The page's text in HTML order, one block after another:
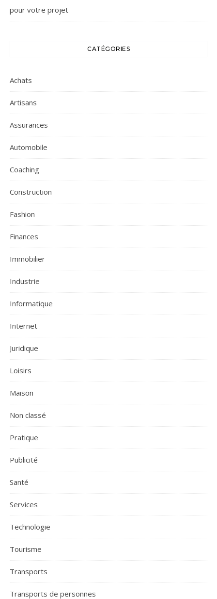
pour votre projet
CATÉGORIES
Achats
Artisans
Assurances
Automobile
Coaching
Construction
Fashion
Finances
Immobilier
Industrie
Informatique
Internet
Juridique
Loisirs
Maison
Non classé
Pratique
Publicité
Santé
Services
Technologie
Tourisme
Transports
Transports de personnes